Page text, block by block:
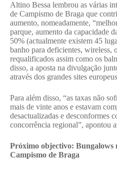
Altino Bessa lembrou as várias
de Campismo de Braga que
aumento, nomeadamente,
parque, aumento da capacidade
50% (actualmente existem 45
banho para deficientes, wireless,
requalificados assim como os
disso, a aposta na divulgação
através dos grandes sites
Para além disso, “as taxas não
mais de vinte anos e estavam
desactualizadas e desconformes
concorrência regional”, apontou
Próximo objectivo: Bungalows
Campismo de Braga